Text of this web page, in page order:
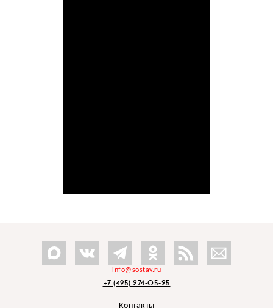
info@sostav.ru
+7 (495) 274-05-25
Контакты